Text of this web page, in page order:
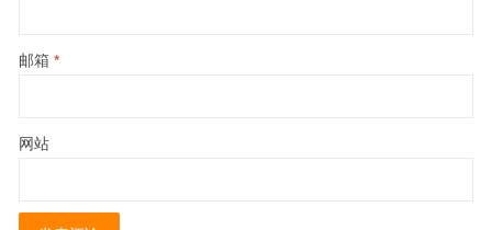
邮箱 *
网站